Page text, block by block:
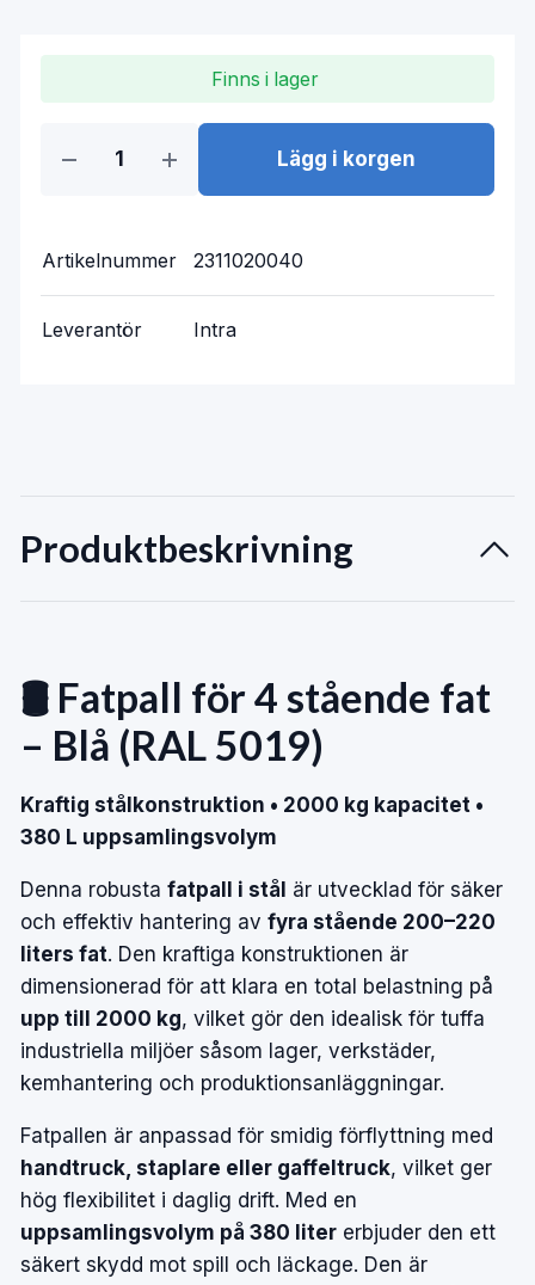
Finns i lager
Lägg i korgen
Artikelnummer 2311020040
Leverantör Intra
Produktbeskrivning
🛢️ Fatpall för 4 stående fat
– Blå (RAL 5019)
Kraftig stålkonstruktion • 2000 kg kapacitet •
380 L uppsamlingsvolym
Denna robusta fatpall i stål är utvecklad för säker
och effektiv hantering av fyra stående 200–220
liters fat. Den kraftiga konstruktionen är
dimensionerad för att klara en total belastning på
upp till 2000 kg, vilket gör den idealisk för tuffa
industriella miljöer såsom lager, verkstäder,
kemhantering och produktionsanläggningar.
Fatpallen är anpassad för smidig förflyttning med
handtruck, staplare eller gaffeltruck, vilket ger
hög flexibilitet i daglig drift. Med en
uppsamlingsvolym på 380 liter erbjuder den ett
säkert skydd mot spill och läckage. Den är